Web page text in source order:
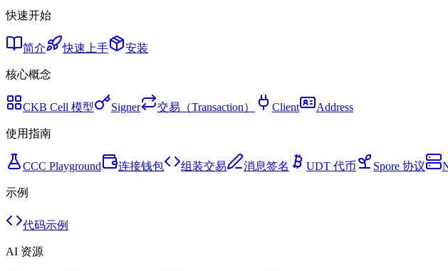
快速开始
简介 快速上手 安装
核心概念
CKB Cell 模型 Signer 交易（Transaction） Client Address
使用指南
CCC Playground 连接钱包 组装交易 消息签名 UDT 代币 Spore 协议
示例
代码示例
AI 资源